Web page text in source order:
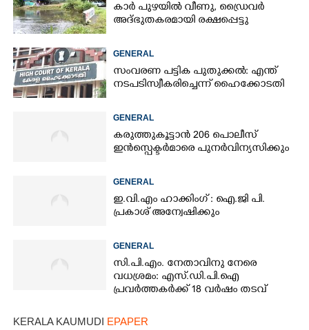
കാർ പുഴയിൽ വീണു, ഡ്രെെവർ
അദ്ഭുതകരമായി രക്ഷപ്പെട്ടു
GENERAL
സംവരണ പട്ടിക പുതുക്കൽ: എന്ത്
നടപടി സ്വീകരിച്ചെന്ന് ഹൈക്കോടതി
GENERAL
കരുത്തുകൂട്ടാൻ 206 പൊലീസ്
ഇൻസ്പെക്ടർമാരെ പുനർവിന്യസിക്കും
GENERAL
ഇ.വി.എം ഹാക്കിംഗ് : ഐ.ജി പി.
പ്രകാശ് അന്വേഷിക്കും
GENERAL
സി.പി.എം. നേതാവിനു നേരെ
വധശ്രമം: എസ്.ഡി.പി.ഐ
പ്രവർത്തകർക്ക് 18 വർഷം തടവ്
KERALA KAUMUDI EPAPER